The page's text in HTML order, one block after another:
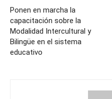
Ponen en marcha la
capacitación sobre la
Modalidad Intercultural y
Bilingüe en el sistema
educativo